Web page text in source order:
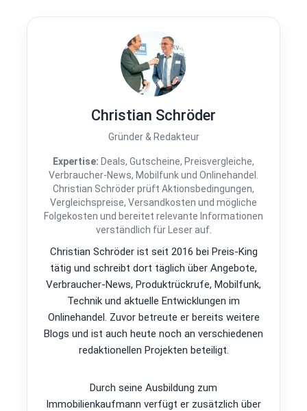
Christian Schröder
Gründer & Redakteur
Expertise: Deals, Gutscheine, Preisvergleiche,
Verbraucher-News, Mobilfunk und Onlinehandel.
Christian Schröder prüft Aktionsbedingungen,
Vergleichspreise, Versandkosten und mögliche
Folgekosten und bereitet relevante Informationen
verständlich für Leser auf.
Christian Schröder ist seit 2016 bei Preis-King
tätig und schreibt dort täglich über Angebote,
Verbraucher-News, Produktrückrufe, Mobilfunk,
Technik und aktuelle Entwicklungen im
Onlinehandel. Zuvor betreute er bereits weitere
Blogs und ist auch heute noch an verschiedenen
redaktionellen Projekten beteiligt.
Durch seine Ausbildung zum
Immobilienkaufmann verfügt er zusätzlich über